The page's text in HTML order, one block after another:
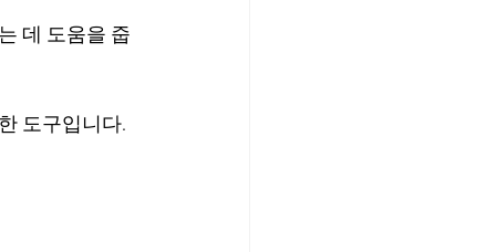
데 도움을 줍
도구입니다.